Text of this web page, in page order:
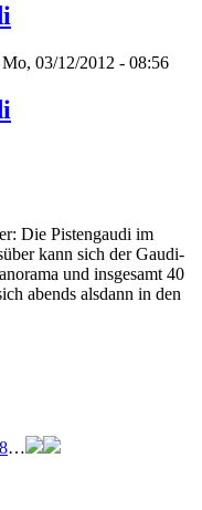
03/12/2012 - 08:56
Die Pistengaudi im
kann sich der Gaudi-
und insgesamt 40
abends alsdann in den
…